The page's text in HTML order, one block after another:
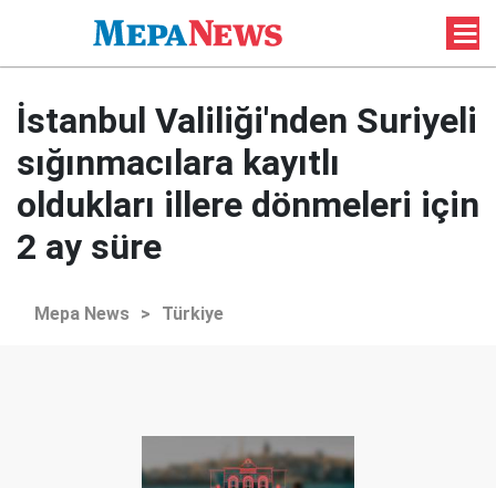
İstanbul Valiliği'nden Suriyeli
sığınmacılara kayıtlı
oldukları illere dönmeleri için
2 ay süre
Mepa News > Türkiye